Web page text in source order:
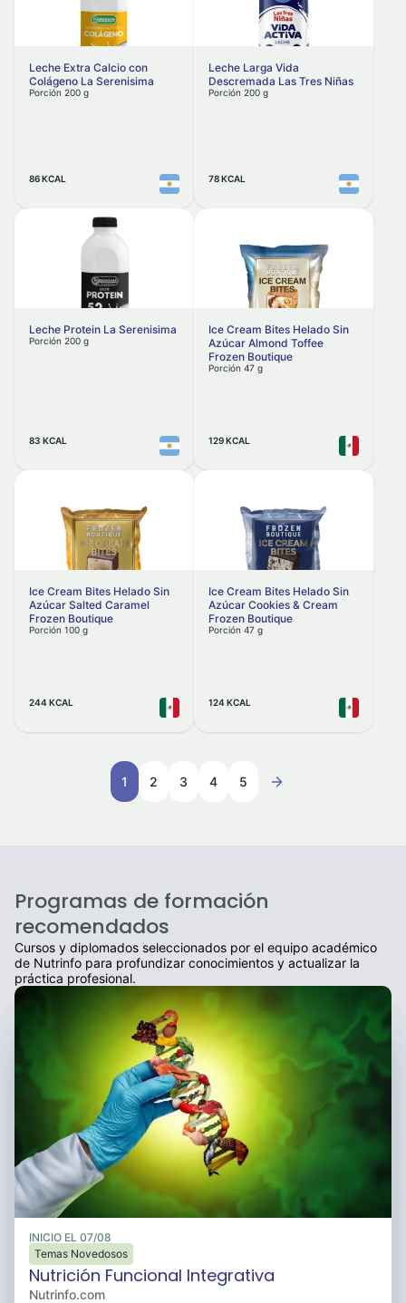
Postres lácteos
Otros postres
Helados
Pasta blanda
Rallados y en hebras
Pasta semidura
Pasta dura
Sopas, salsas y aderezos
Vegetales congelados y en conserva
Productos a base de vegetales
Vegetales frescos
Yogures
Aurrerá
Autenta Foods
Avocare
Azteca
Baggio
Balmoro
BAMBI
Barbarroja
Barcel
Bauducco
Beepure
Belara
belVita
Benmart
Bicentury
Bio Sicilia
Biomac
Biomate
Bionda
Blancaflor
Blanco del Nilo
Blue Dragon
Blue Patna
BNB
Bocatti
Boing
Bokados
Bon o Bon
Leche Extra Calcio con
Colágeno La Serenisima
Porción 200 g
86 KCAL
Leche Larga Vida
Descremada Las Tres Niñas
Porción 200 g
78 KCAL
Leche Protein La Serenisima
Porción 200 g
83 KCAL
Ice Cream Bites Helado Sin
Azúcar Almond Toffee
Frozen Boutique
Porción 47 g
129 KCAL
Ice Cream Bites Helado Sin
Azúcar Salted Caramel
Frozen Boutique
Porción 100 g
244 KCAL
Ice Cream Bites Helado Sin
Azúcar Cookies & Cream
Frozen Boutique
Porción 47 g
124 KCAL
1 2 3 4 5
Programas de formación
recomendados
Cursos y diplomados seleccionados por el equipo académico
de Nutrinfo para profundizar conocimientos y actualizar la
práctica profesional.
INICIO EL 07/08
Temas Novedosos
Nutrición Funcional Integrativa
Nutrinfo.com